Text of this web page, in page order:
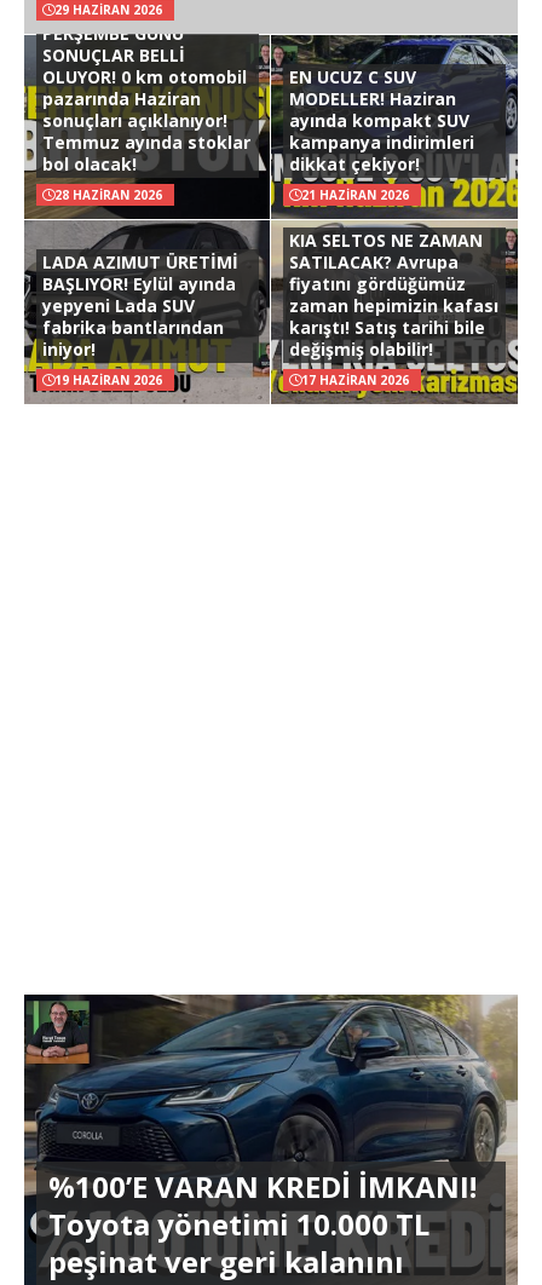
29 HAZIRAN 2026
PERŞEMBE GÜNÜ
SONUÇLAR BELLİ
OLUYOR! 0 km otomobil
pazarında Haziran
sonuçları açıklanıyor!
Temmuz ayında stoklar
bol olacak!
28 HAZIRAN 2026
EN UCUZ C SUV
MODELLER! Haziran
ayında kompakt SUV
kampanya indirimleri
dikkat çekiyor!
21 HAZIRAN 2026
LADA AZIMUT ÜRETİMİ
BAŞLIYOR! Eylül ayında
yepyeni Lada SUV
fabrika bantlarından
iniyor!
19 HAZIRAN 2026
KIA SELTOS NE ZAMAN
SATILACAK? Avrupa
fiyatını gördüğümüz
zaman hepimizin kafası
karıştı! Satış tarihi bile
değişmiş olabilir!
17 HAZIRAN 2026
%100’E VARAN KREDİ İMKANI!
Toyota yönetimi 10.000 TL
peşinat ver geri kalanını